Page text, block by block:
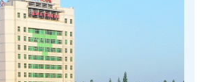
网站住院预交金收取公示
网站(五七院区)住院预交金收
娩基本医疗费用"零自付"在正
面实施
幸福家|我院扎实开展防范非